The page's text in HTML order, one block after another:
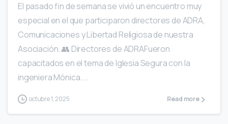
El pasado fin de semana se vivió un encuentro muy
especial en el que participaron directores de ADRA,
Comunicaciones y Libertad Religiosa de nuestra
Asociación. 👥 Directores de ADRAFueron
capacitados en el tema de Iglesia Segura con la
ingeniera Mónica....
octubre 1, 2025 Read more